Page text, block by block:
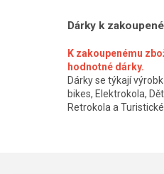
Dárky k
K zakoupenému
hodnotné dárky.
Dárky se týkají
bikes, Elektrokola,
Retrokola a